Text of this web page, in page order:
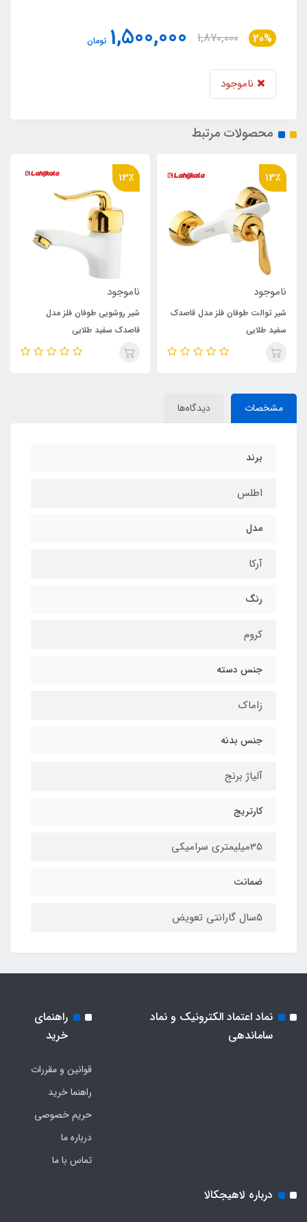
20%
1,870,000
1,500,000 تومان
ناموجود
محصولات مرتبط
13٪
ناموجود
شیر توالت طوفان فلز مدل قاصدک
سفید طلایی
13٪
ناموجود
شیر روشویی طوفان فلز مدل
قاصدک سفید طلایی
مشخصات دیدگاه‌ها
برند
اطلس
مدل
آرکا
رنگ
کروم
جنس دسته
زاماک
جنس بدنه
آلیاژ برنج
کارتریج
35میلیمتری سرامیکی
ضمانت
5سال گارانتی تعویض
نماد اعتماد الکترونیک و نماد
ساماندهی
راهنمای
خرید
قوانین و مقررات
راهنما خرید
حریم خصوصی
درباره ما
تماس با ما
درباره لاهیجکالا